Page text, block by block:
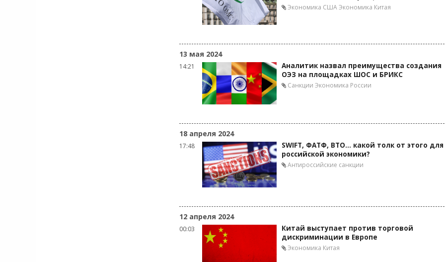
Экономика СШАЭкономика Китая
13 мая 2024
14:21
Аналитик назвал преимущества создания
ОЭЗ на площадках ШОС и БРИКС
Санкции Экономика России
18 апреля 2024
17:48
SWIFT, ФАТФ, ВТО… какой толк от этого для
российской экономики?
Антироссийские санкции
12 апреля 2024
00:03
Китай выступает против торговой
дискриминации в Европе
Экономика Китая